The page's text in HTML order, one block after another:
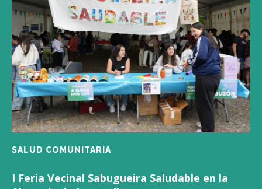
SALUD COMUNITARIA
I Feria Vecinal Sabugueira Saludable en la